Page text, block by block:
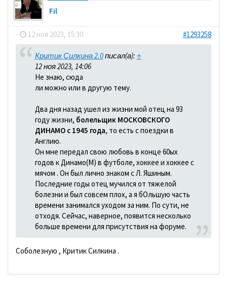
Fil
- 12 ноя 2023, 15:30 #1293258
Критик Силкина 2.0писал(а): ↑
12 ноя 2023, 14:06
Не знаю, сюда
ли можно или в другую тему.
Два дня назад ушел из жизни мой отец на 93
году жизни, болельщик МОСКОВСКОГО
ДИНАМО с 1945 года, то есть с поездки в
Англию.
Он мне передал свою любовь в конце 60ых
годов к Динамо(М) в футболе, хоккее и хоккее с
мячом . Он был лично знаком с Л. Яшиным.
Последние годы отец мучился от тяжелой
болезни и был совсем плох, а я бОльшую часть
времени занимался уходом за ним. По сути, не
отходя. Сейчас, наверное, появится несколько
больше времени для присутствия на форуме.
Соболезную , Критик Силкина .